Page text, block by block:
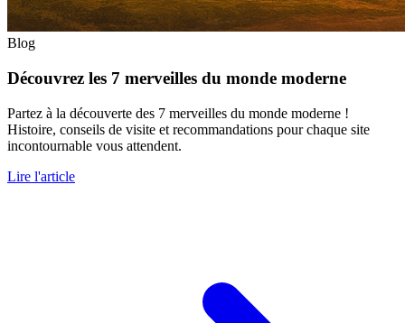
Blog
Découvrez les 7 merveilles du monde moderne
Partez à la découverte des 7 merveilles du monde moderne !
Histoire, conseils de visite et recommandations pour chaque site
incontournable vous attendent.
Lire l'article